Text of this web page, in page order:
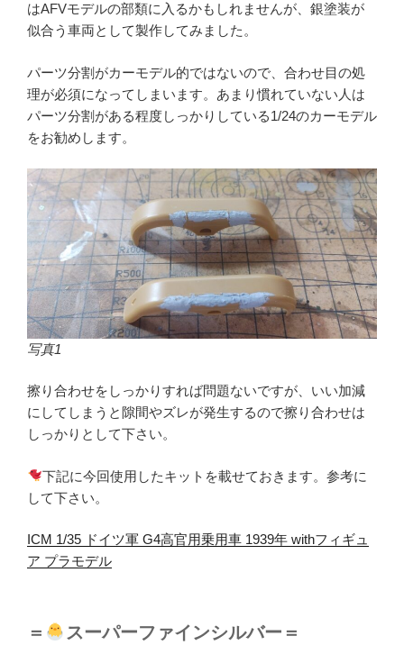
はAFVモデルの部類に入るかもしれませんが、銀塗装が
似合う車両として製作してみました。
パーツ分割がカーモデル的ではないので、合わせ目の処
理が必須になってしまいます。あまり慣れていない人は
パーツ分割がある程度しっかりしている1/24のカーモデル
をお勧めします。
写真1
擦り合わせをしっかりすれば問題ないですが、いい加減
にしてしまうと隙間やズレが発生するので擦り合わせは
しっかりとして下さい。
下記に今回使用したキットを載せておきます。参考に
して下さい。
ICM 1/35 ドイツ軍 G4高官用乗用車 1939年 withフィギュ
ア プラモデル
＝ スーパーファインシルバー＝